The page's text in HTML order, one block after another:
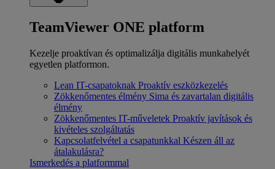
TeamViewer ONE platform
Kezelje proaktívan és optimalizálja digitális munkahelyét
egyetlen platformon.
Lean IT-csapatoknak Proaktív eszközkezelés
Zökkenőmentes élmény Sima és zavartalan digitális
élmény
Zökkenőmentes IT-műveletek Proaktív javítások és
kivételes szolgáltatás
Kapcsolatfelvétel a csapatunkkal Készen áll az
átalakulásra?
Ismerkedés a platformmal